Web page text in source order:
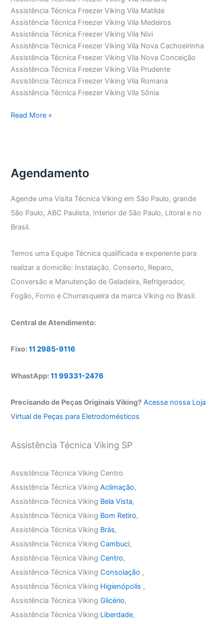
Assistência Técnica Freezer Viking Vila Matilde
Assistência Técnica Freezer Viking Vila Medeiros
Assistência Técnica Freezer Viking Vila Nivi
Assistência Técnica Freezer Viking Vila Nova Cachoeirinha
Assistência Técnica Freezer Viking Vila Nova Conceição
Assistência Técnica Freezer Viking Vila Prudente
Assistência Técnica Freezer Viking Vila Romana
Assistência Técnica Freezer Viking Vila Sônia
Assistência
Read More »
Agendamento
Agende uma Visita Técnica Viking em São Paulo, grande
São Paulo, ABC Paulista, Interior de São Paulo, Litoral e no
Brasil.
Temos uma Equipe Técnica qualificada e experiente para
realizar a domicílio: Instalação, Conserto, Reparo,
Conversão e Manutenção de Geladeira, Refrigerador,
Fogão, Forno e Churrasqueira da marca Viking no Brasil.
Central de Atendimento:
Fixo:11 2985-9116
WhastApp:11 99331-2476
Precisando de Peças Originais Viking? Acesse nossa Loja
Virtual de Peças para Eletrodomésticos
Assistência Técnica Viking SP
Assistência Técnica Viking Centro
Assistência Técnica VikingAclimação,
Assistência Técnica Viking Bela Vista,
Assistência Técnica Viking Bom Retiro,
Assistência Técnica Viking Brás,
Assistência Técnica VikingCambuci,
Assistência Técnica VikingCentro,
Assistência Técnica VikingConsolação ,
Assistência Técnica Viking Higienópolis ,
Assistência Técnica VikingGlicério,
Assistência Técnica Viking Liberdade,